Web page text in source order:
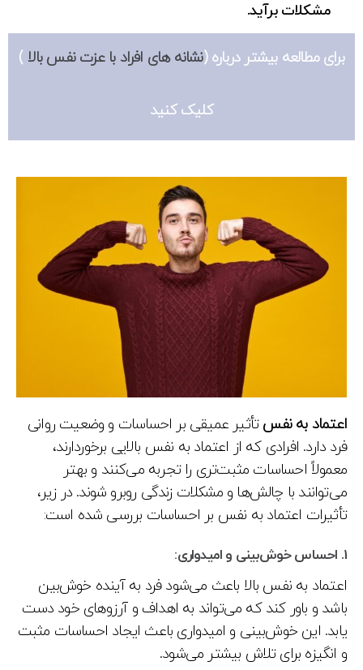
مشکلات برآید.
برای مطالعه بیشتر درباره (نشانه های افراد با عزت نفس بالا)
کلیک کنید
اعتماد به نفستأثیر عمیقی بر احساسات و وضعیت روانی
فرد دارد. افرادی که از اعتماد به نفس بالایی برخوردارند،
معمولاً احساسات مثبت‌تری را تجربه می‌کنند و بهتر
می‌توانند با چالش‌ها و مشکلات زندگی روبرو شوند. در زیر،
تأثیرات اعتماد به نفس بر احساسات بررسی شده است:
احساس خوش‌بینی و امیدواری:
اعتماد به نفس بالا باعث می‌شود فرد به آینده خوش‌بین
باشد و باور کند که می‌تواند به اهداف و آرزوهای خود دست
یابد. این خوش‌بینی و امیدواری باعث ایجاد احساسات مثبت
و انگیزه برای تلاش بیشتر می‌شود.